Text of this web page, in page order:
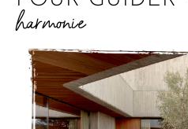
POUR GUIDER
harmonie